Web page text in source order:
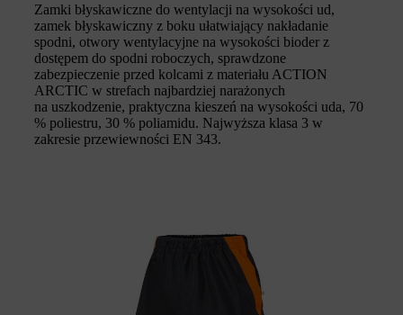
Zamki błyskawiczne do wentylacji na wysokości ud,
zamek błyskawiczny z boku ułatwiający nakładanie
spodni, otwory wentylacyjne na wysokości bioder z
dostępem do spodni roboczych, sprawdzone
zabezpieczenie przed kolcami z materiału ACTION
ARCTIC w strefach najbardziej narażonych
na uszkodzenie, praktyczna kieszeń na wysokości uda, 70
% poliestru, 30 % poliamidu. Najwyższa klasa 3 w
zakresie przewiewności EN 343.